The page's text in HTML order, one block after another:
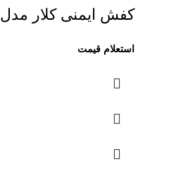
کفش ایمنی کلار مدل 8412